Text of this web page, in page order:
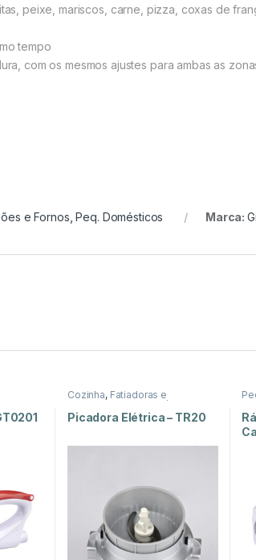
peixe, mariscos, carne, pizza, coxas de
tempo
com os mesmos ajustes para ambas as
e Fornos ,Peq. Domésticos Marca:
Cozinha, Fatiadoras e
Peq. Domésticos
Picadora Elétrica – TR20